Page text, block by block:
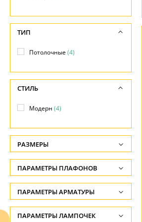
Установка
Дизайнерам
Контакты
ТИП
Потолочные(4)
СТИЛЬ
Модерн (4)
РАЗМЕРЫ
Высота, см
-
Ширина, см
-
ПАРАМЕТРЫ ПЛАФОНОВ
ФОРМА ПЛАФОНА
Шар(4)
ПАРАМЕТРЫ АРМАТУРЫ
ЦВЕТ АРМАТУРЫ
ПАРАМЕТРЫ ЛАМПОЧЕК